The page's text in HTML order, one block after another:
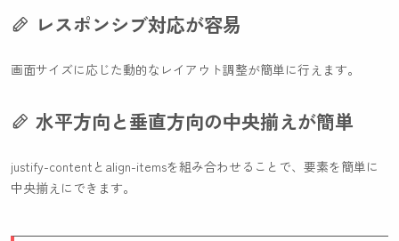
レスポンシブ対応が容易
画面サイズに応じた動的なレイアウト調整が簡単に行えます。
水平方向と垂直方向の中央揃えが簡単
justify-content と align-itemsを組み合わせることで、要素を簡単に
中央揃えにできます。